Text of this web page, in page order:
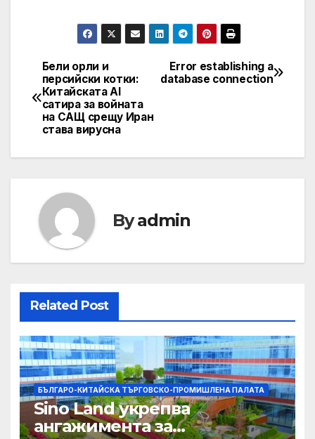
Post
navigation
Error establishing a
database connection
Бели орли и
персийски котки:
Китайската AI
сатира за войната
на САЩ срещу Иран
става вирусна
Byadmin
Related Post
БЪЛГАРО-КИТАЙСКА ТЪРГОВСКО-ПРОМИШЛЕНА ПАЛАТА
Sino Land укрепва
ангажимента за